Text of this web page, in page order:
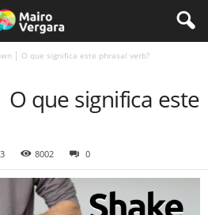
│ O que significa este phrasal verb?
O que significa este
8002 0